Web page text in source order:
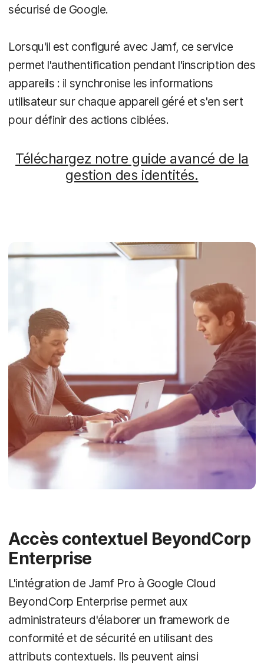
sécurisé de Google.
Lorsqu'il est configuré avec Jamf, ce service
permet l'authentification pendant l'inscription des
appareils : il synchronise les informations
utilisateur sur chaque appareil géré et s'en sert
pour définir des actions ciblées.
Téléchargez notre guide avancé de la
gestion des identités.
Accès contextuel BeyondCorp
Enterprise
L'intégration de Jamf Pro à Google Cloud
BeyondCorp Enterprise permet aux
administrateurs d'élaborer un framework de
conformité et de sécurité en utilisant des
attributs contextuels. Ils peuvent ainsi